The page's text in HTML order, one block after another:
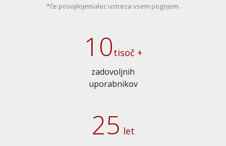
*če posojilojemalec ustreza vsem pogojem.
10tisoč +
zadovoljnih
uporabnikov
25 let